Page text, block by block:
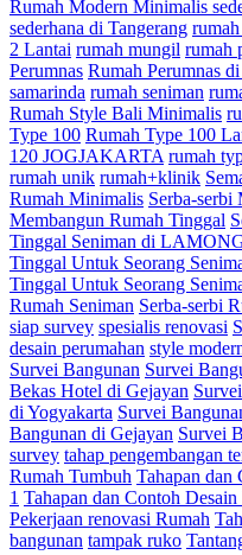
Rumah Modern Minimalis
sederhana di Tangerang
2 Lantai rumah mungil rumah
Perumnas Rumah Perumnas
samarinda rumah seniman
Rumah Style Bali Minimalis
Type 100 Rumah Type 100
120 JOGJAKARTA rumah
rumah unik rumah+klinik
Rumah Minimalis Serba-serbi
Membangun Rumah Tinggal
Tinggal Seniman di
Tinggal Untuk Seorang
Tinggal Untuk Seorang
Rumah Seniman Serba-serbi
siap survey spesialis renovasi
desain perumahan style
Survei Bangunan Survei
Bekas Hotel di Gejayan
di Yogyakarta Survei
Bangunan di Gejayan Survei
survey tahap pengembangan
Rumah Tumbuh Tahapan dan
1 Tahapan dan Contoh
Pekerjaan renovasi Rumah
bangunan tampak ruko